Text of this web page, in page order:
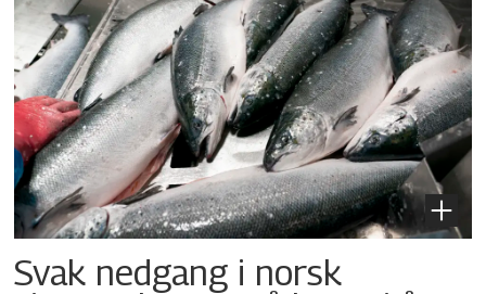
Svak nedgang i norsk